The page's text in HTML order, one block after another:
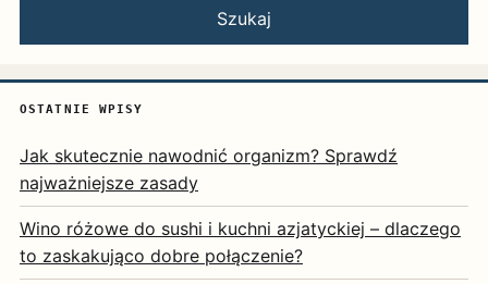
Szukaj
OSTATNIE WPISY
Jak skutecznie nawodnić organizm? Sprawdź
najważniejsze zasady
Wino różowe do sushi i kuchni azjatyckiej – dlaczego
to zaskakująco dobre połączenie?